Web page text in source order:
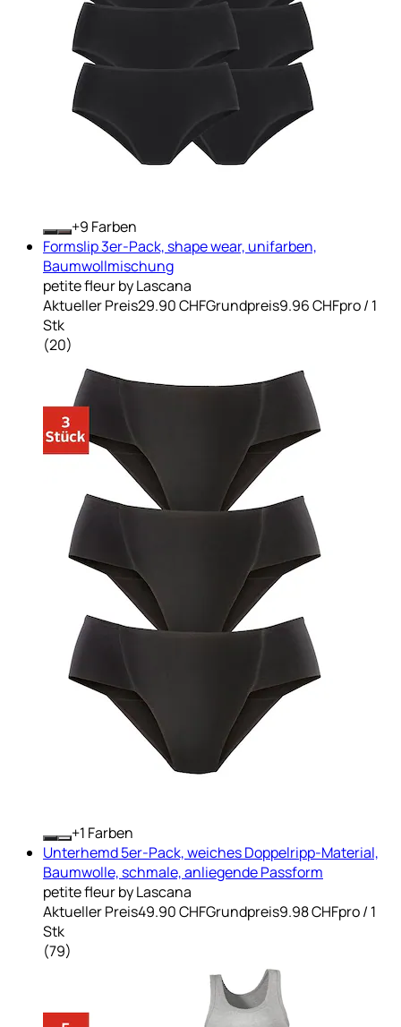
+
Farben
Formslip 3er-Pack, shape wear, unifarben,
Baumwollmischung
petite fleur by Lascana
Aktueller Preis29.90 CHFGrundpreis9.96 CHFpro/ 1
Stk
(20)
+ Farben
Unterhemd 5er-Pack, weiches Doppelripp-Material,
Baumwolle, schmale, anliegende Passform
petite fleur by Lascana
Aktueller Preis49.90 CHFGrundpreis9.98 CHFpro/ 1
Stk
(79)